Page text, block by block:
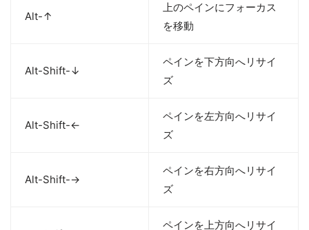
Alt-↑
上のペインにフォーカス
を移動
Alt-Shift-↓
ペインを下方向へリサイ
ズ
Alt-Shift-←
ペインを左方向へリサイ
ズ
Alt-Shift-→
ペインを右方向へリサイ
ズ
ペインを上方向へリサイ